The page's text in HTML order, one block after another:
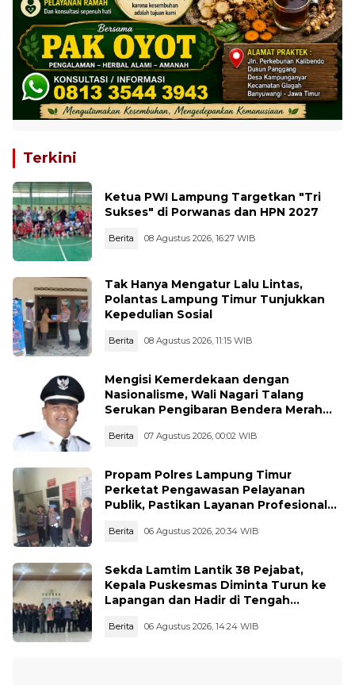
Terkini
Ketua PWI Lampung Targetkan "Tri
Sukses" di Porwanas dan HPN 2027
Berita 08 Agustus 2026, 16:27 WIB
Tak Hanya Mengatur Lalu Lintas,
Polantas Lampung Timur Tunjukkan
Kepedulian Sosial
Berita 08 Agustus 2026, 11:15 WIB
Mengisi Kemerdekaan dengan
Nasionalisme, Wali Nagari Talang
Serukan Pengibaran Bendera Merah
Berita 07 Agustus 2026, 00:02 WIB
Propam Polres Lampung Timur
Perketat Pengawasan Pelayanan
Publik, Pastikan Layanan Profesional
Berita 06 Agustus 2026, 20:34 WIB
Sekda Lamtim Lantik 38 Pejabat,
Kepala Puskesmas Diminta Turun ke
Lapangan dan Hadir di Tengah
Berita 06 Agustus 2026, 14:24 WIB